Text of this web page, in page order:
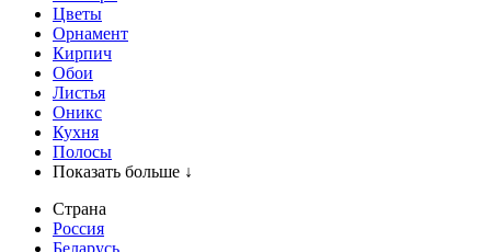
Цветы
Орнамент
Кирпич
Обои
Листья
Оникс
Кухня
Полосы
Показать больше ↓
Страна
Россия
Беларусь